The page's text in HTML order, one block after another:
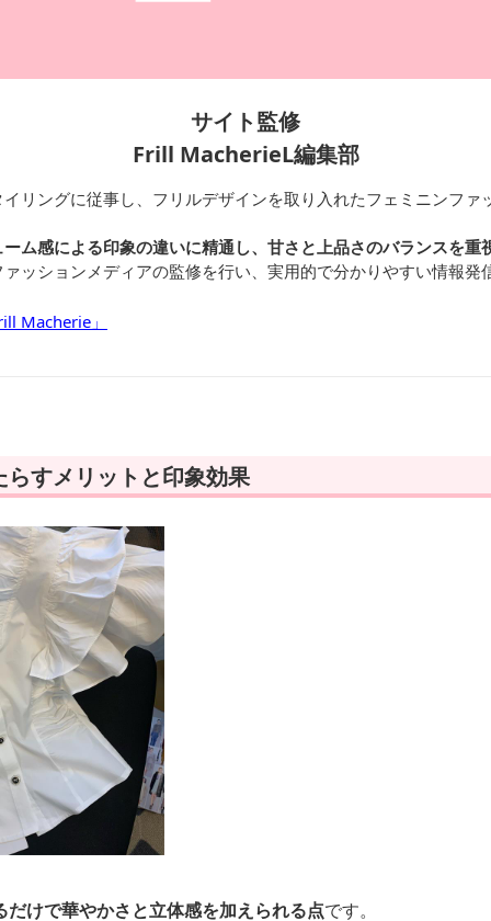
サイト監修
Frill MacherieL編集部
リングに従事し、フリルデザインを取り入れたフェミニンファ
ム感による印象の違いに精通し、甘さと上品さのバランスを重
ッションメディアの監修を行い、実用的で分かりやすい情報発
Macherie」
すメリットと印象効果
だけで華やかさと立体感を加えられる点です。